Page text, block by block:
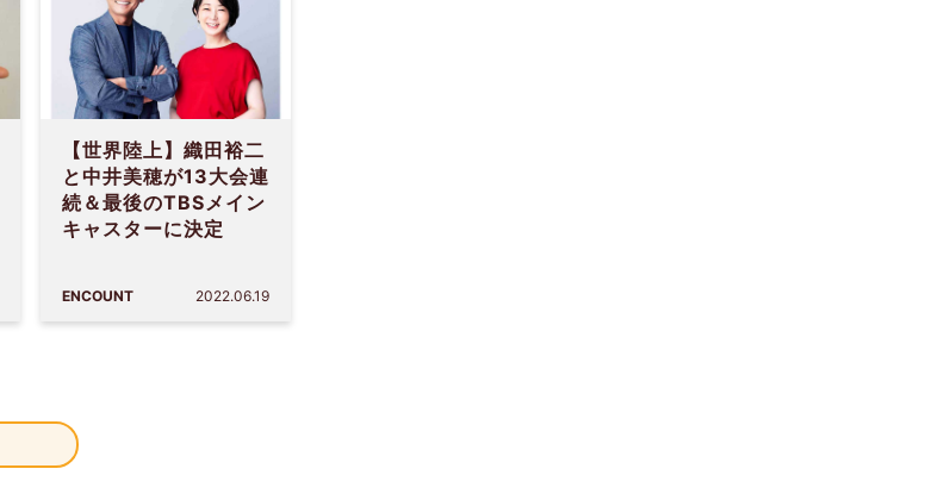
【世界陸上】織田裕二
と中井美穂が13大会連
続＆最後のTBSメイン
キャスターに決定
ENCOUNT 2022.06.19